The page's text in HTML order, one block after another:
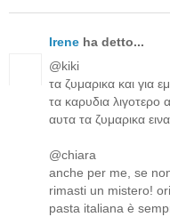
Irene ha detto...
@kiki
τα ζυμαρικα και για
τα καρυδια
αυτα τα ζυμαρικα
@chiara
anche per me, se
rimasti un mistero!
pasta italiana è